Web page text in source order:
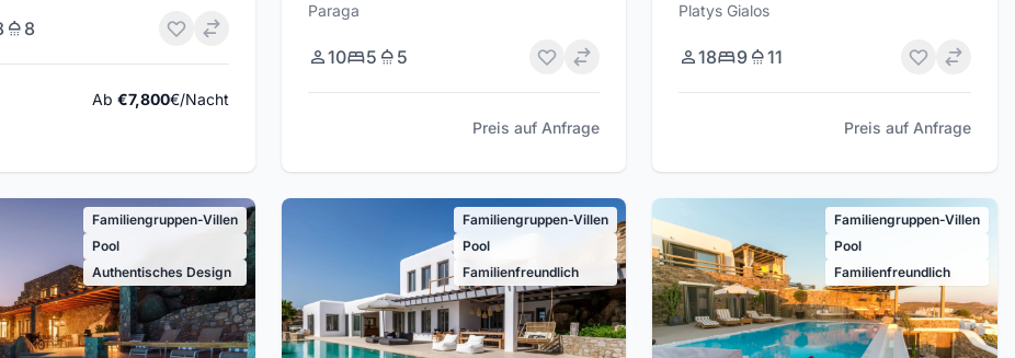
8
Ab €7,800€/Nacht
Paraga
10 5 5
Preis auf Anfrage
Platys Gialos
18 9 11
Preis auf Anfrage
Familiengruppen-Villen
Pool
Authentisches Design
Familiengruppen-Villen
Pool
Familienfreundlich
Familiengruppen-Villen
Pool
Familienfreundlich